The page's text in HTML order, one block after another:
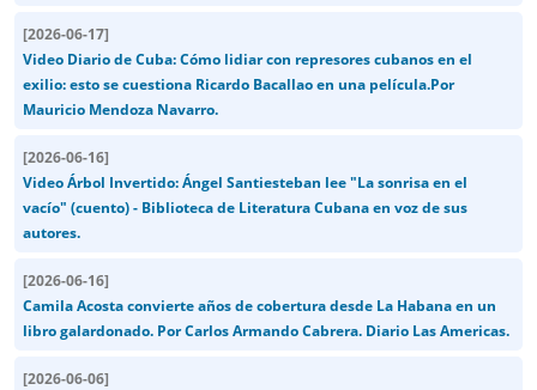
[2026-06-17]
Video Diario de Cuba: Cómo lidiar con represores cubanos en el
exilio: esto se cuestiona Ricardo Bacallao en una película.Por
Mauricio Mendoza Navarro.
[2026-06-16]
Video Árbol Invertido: Ángel Santiesteban lee "La sonrisa en el
vacío" (cuento) - Biblioteca de Literatura Cubana en voz de sus
autores.
[2026-06-16]
Camila Acosta convierte años de cobertura desde La Habana en un
libro galardonado. Por Carlos Armando Cabrera. Diario Las Americas.
[2026-06-06]